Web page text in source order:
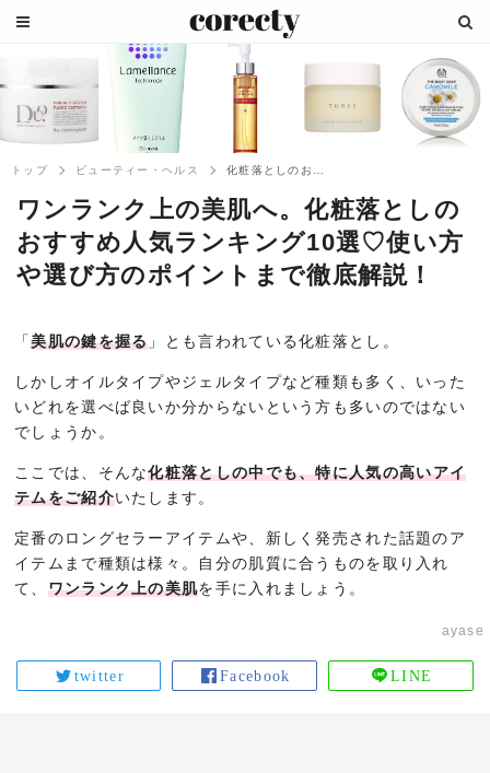
トップ ビューティー・ヘルス
ワンランク上の美肌へ。化粧落としの
おすすめ人気ランキング10選♡使い方
や選び方のポイントまで徹底解説！
「美肌の鍵を握る 」とも言われている化粧落とし。
しかしオイルタイプやジェルタイプなど種類も多く、いった
いどれを選べば良いか分からないという方も多いのではない
でしょうか。
ここでは、そんな化粧落としの中でも、特に人気の高いアイ
テムをご紹介いたします。
定番のロングセラーアイテムや、新しく発売された話題のア
イテムまで種類は様々。自分の肌質に合うものを取り入れ
て、 ワンランク上の美肌を手に入れましょう。
ayase
twitter Facebook LINE